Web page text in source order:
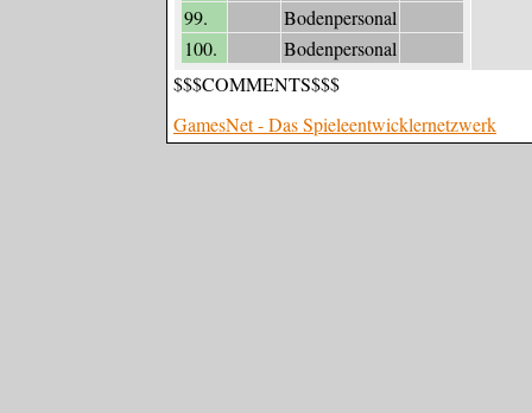
99.
Bodenpersonal
100.
Bodenpersonal
$$$COMMENTS$$$
GamesNet - Das Spieleentwicklernetzwerk